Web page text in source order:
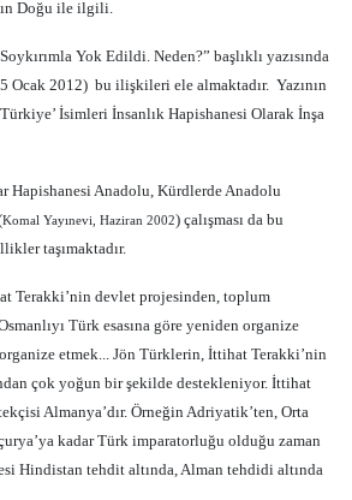
Doğu ile ilgili.
Yok Edildi. Neden?” başlıklı yazısında
Ocak 2012) bu ilişkileri ele almaktadır. Yazının
İsimleri İnsanlık Hapishanesi Olarak İnşa
Hapishanesi Anadolu, Kürdlerde Anadolu
Komal Yayınevi, Haziran 2002) çalışması da bu
taşımaktadır.
Terakki’nin devlet projesinden, toplum
Türk esasına göre yeniden organize
etmek... Jön Türklerin, İttihat Terakki’nin
çok yoğun bir şekilde destekleniyor. İttihat
Almanya’dır. Örneğin Adriyatik’ten, Orta
kadar Türk imparatorluğu olduğu zaman
Hindistan tehdit altında, Alman tehdidi altında